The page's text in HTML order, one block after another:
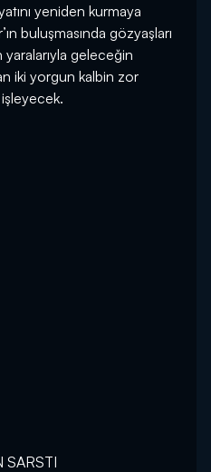
yeniden kurmaya
buluşmasında gözyaşları
geleceğin
iki yorgun kalbin zor
işleyecek.
SARSTI